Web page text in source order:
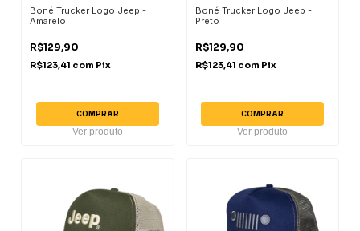
Boné Trucker Logo Jeep -
Amarelo
R$129,90
R$123,41 com Pix
COMPRAR
Ver produto
Boné Trucker Logo Jeep -
Preto
R$129,90
R$123,41 com Pix
COMPRAR
Ver produto